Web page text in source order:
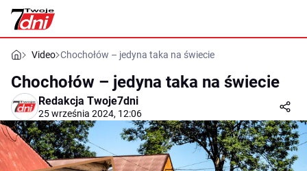
Video Chochołów – jedyna taka na świecie
Chochołów – jedyna taka na świecie
Redakcja Twoje7dni
25 września 2024, 12:06